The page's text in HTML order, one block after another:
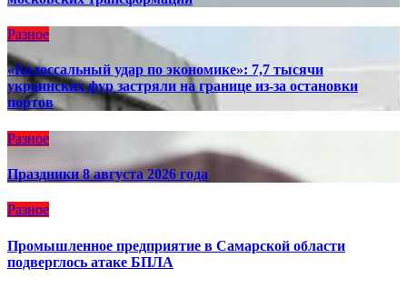
Разное
«Колоссальный удар по экономике»: 7,7 тысячи
украинских фур застряли на границе из-за остановки
портов
Разное
Праздники 8 августа 2026 года
Разное
Промышленное предприятие в Самарской области
подверглось атаке БПЛА